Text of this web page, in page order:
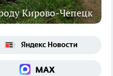
Кирово-Чепецк